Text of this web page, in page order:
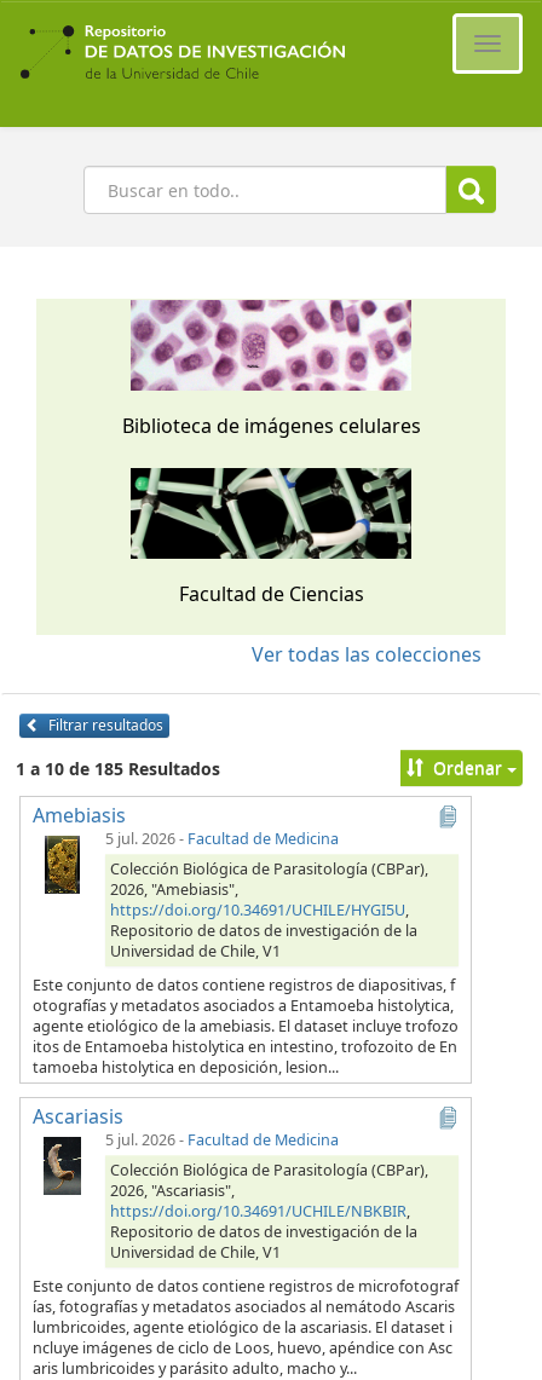
Ir
contenido
principal
Buscar
Biblioteca de imágenes celulares
Facultad de Ciencias
Ver todas las colecciones
Filtrar resultados
1 a 10 de 185 Resultados Ordenar
Amebiasis
5 jul. 2026- Facultad de Medicina
Colección Biológica de Parasitología (CBPar),
2026, "Amebiasis",
https://doi.org/10.34691/UCHILE/HYGI5U,
Repositorio de datos de investigación de la
Universidad de Chile, V1
Este conjunto de datos contiene registros de diapositivas, f
otografías y metadatos asociados a Entamoeba histolytica,
agente etiológico de la amebiasis. El dataset incluye trofozo
itos de Entamoeba histolytica en intestino, trofozoito de En
tamoeba histolytica en deposición, lesion...
Ascariasis
5 jul. 2026- Facultad de Medicina
Colección Biológica de Parasitología (CBPar),
2026, "Ascariasis",
https://doi.org/10.34691/UCHILE/NBKBIR,
Repositorio de datos de investigación de la
Universidad de Chile, V1
Este conjunto de datos contiene registros de microfotograf
ías, fotografías y metadatos asociados al nemátodo Ascaris
lumbricoides, agente etiológico de la ascariasis. El dataset i
ncluye imágenes de ciclo de Loos, huevo, apéndice con Asc
aris lumbricoides y parásito adulto, macho y...